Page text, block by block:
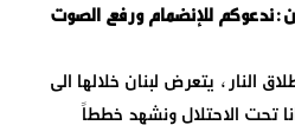
للإنضمام ورفع الصوت
النار، يتعرض لبنان خلالها الى
تحت الاحتلال ونشهد خططاً